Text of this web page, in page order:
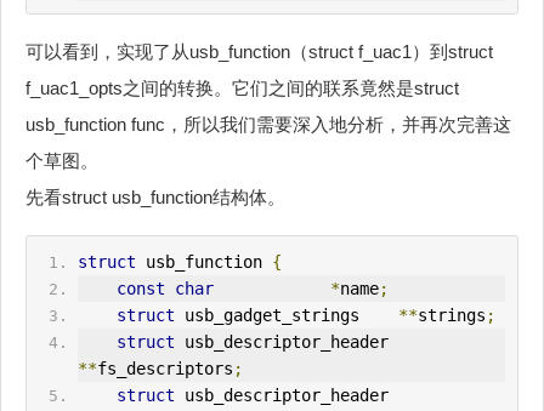
可以看到，实现了从usb_function（struct f_uac1）到struct
f_uac1_opts之间的转换。它们之间的联系竟然是struct
usb_function func，所以我们需要深入地分析，并再次完善这
个草图。
先看struct usb_function结构体。
struct usb_function {
const
char *name;
struct usb_gadget_strings **strings ;
struct
usb_descriptor_header
**fs_descriptors ;
struct
usb_descriptor_header